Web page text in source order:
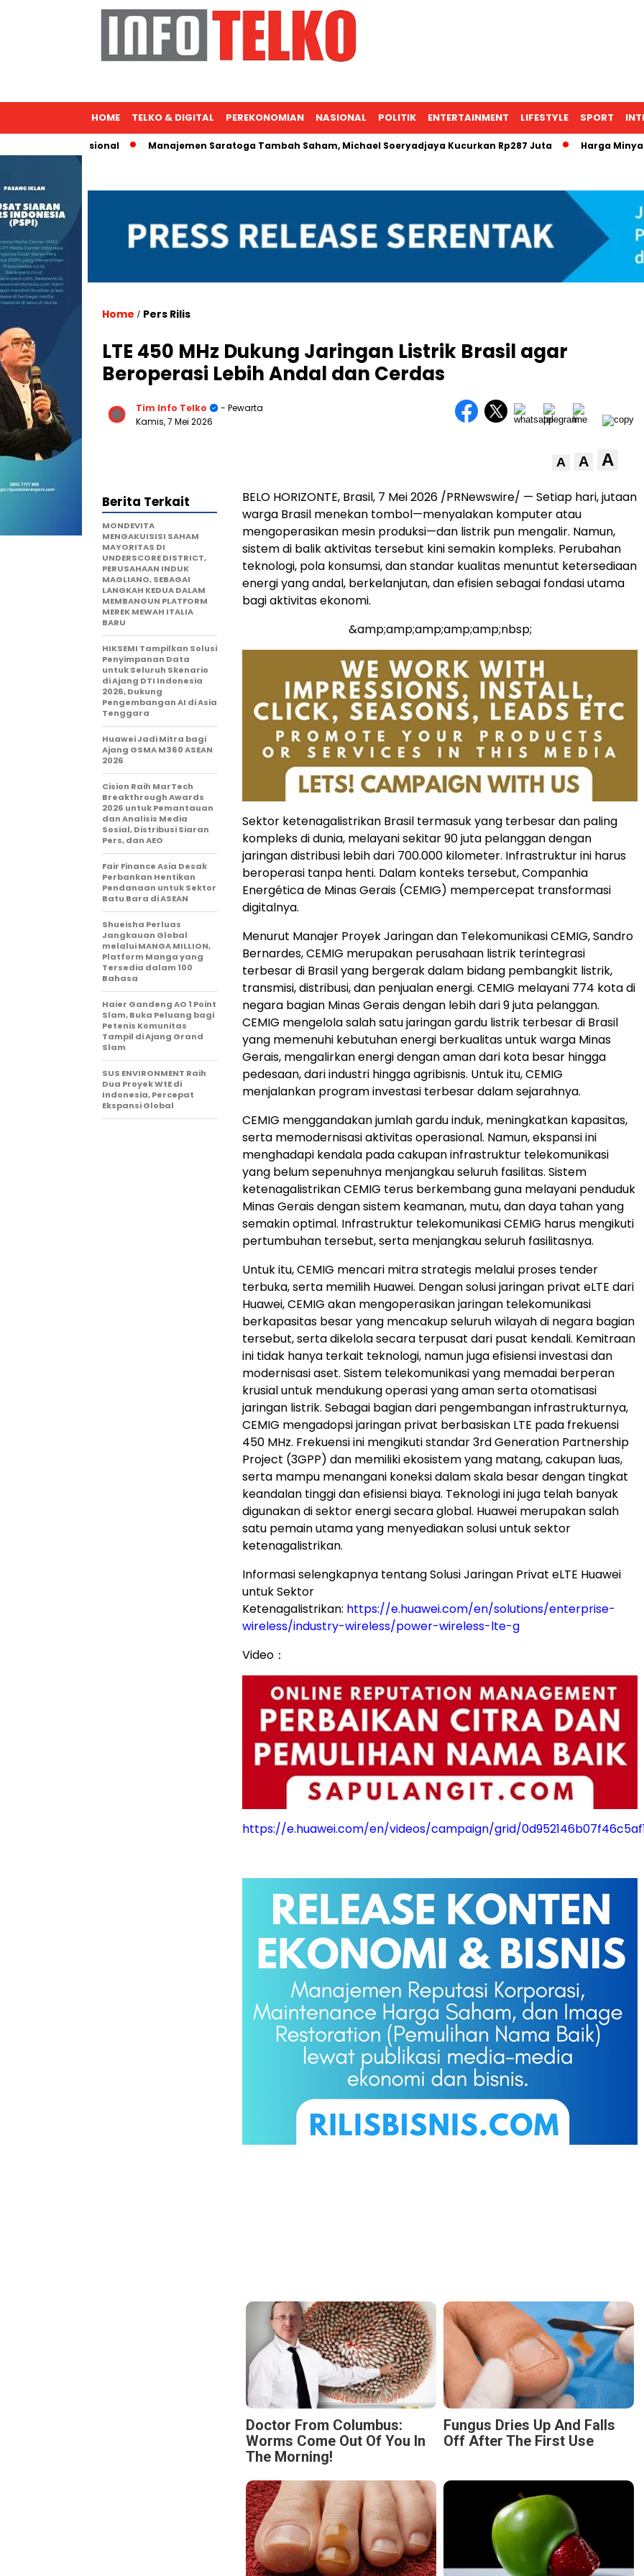
HOME TELKO & DIGITAL PEREKONOMIAN NASIONAL POLITIK ENTERTAINMENT LIFESTYLE SPORT
Manajemen Saratoga Tambah Saham, Michael Soeryadjaya Kucurkan Rp287 Juta Harga Minyak
Home / Pers Rilis
LTE 450 MHz Dukung Jaringan Listrik Brasil agar
Beroperasi Lebih Andal dan Cerdas
Tim Info Telko
- Pewarta
Kamis, 7 Mei 2026
A A A
BELO HORIZONTE, Brasil, 7 Mei 2026 /PRNewswire/ — Setiap hari, jutaan
warga Brasil menekan tombol—menyalakan komputer atau
mengoperasikan mesin produksi—dan listrik pun mengalir. Namun,
sistem di balik aktivitas tersebut kini semakin kompleks. Perubahan
teknologi, pola konsumsi, dan standar kualitas menuntut ketersediaan
energi yang andal, berkelanjutan, dan efisien sebagai fondasi utama
bagi aktivitas ekonomi.
&amp;amp;amp;amp;amp;nbsp;
Sektor ketenagalistrikan Brasil termasuk yang terbesar dan paling
kompleks di dunia, melayani sekitar 90 juta pelanggan dengan
jaringan distribusi lebih dari 700.000 kilometer. Infrastruktur ini harus
beroperasi tanpa henti. Dalam konteks tersebut, Companhia
Energética de Minas Gerais (CEMIG) mempercepat transformasi
digitalnya.
Menurut Manajer Proyek Jaringan dan Telekomunikasi CEMIG, Sandro
Bernardes, CEMIG merupakan perusahaan listrik terintegrasi
terbesar di Brasil yang bergerak dalam bidang pembangkit listrik,
transmisi, distribusi, dan penjualan energi. CEMIG melayani 774 kota di
negara bagian Minas Gerais dengan lebih dari 9 juta pelanggan.
CEMIG mengelola salah satu jaringan gardu listrik terbesar di Brasil
yang memenuhi kebutuhan energi berkualitas untuk warga Minas
Gerais, mengalirkan energi dengan aman dari kota besar hingga
pedesaan, dari industri hingga agribisnis. Untuk itu, CEMIG
menjalankan program investasi terbesar dalam sejarahnya.
CEMIG menggandakan jumlah gardu induk, meningkatkan kapasitas,
serta memodernisasi aktivitas operasional. Namun, ekspansi ini
menghadapi kendala pada cakupan infrastruktur telekomunikasi
yang belum sepenuhnya menjangkau seluruh fasilitas. Sistem
ketenagalistrikan CEMIG terus berkembang guna melayani penduduk
Minas Gerais dengan sistem keamanan, mutu, dan daya tahan yang
semakin optimal. Infrastruktur telekomunikasi CEMIG harus mengikuti
pertumbuhan tersebut, serta menjangkau seluruh fasilitasnya.
Untuk itu, CEMIG mencari mitra strategis melalui proses tender
terbuka, serta memilih Huawei. Dengan solusi jaringan privat eLTE dari
Huawei, CEMIG akan mengoperasikan jaringan telekomunikasi
berkapasitas besar yang mencakup seluruh wilayah di negara bagian
tersebut, serta dikelola secara terpusat dari pusat kendali. Kemitraan
ini tidak hanya terkait teknologi, namun juga efisiensi investasi dan
modernisasi aset. Sistem telekomunikasi yang memadai berperan
krusial untuk mendukung operasi yang aman serta otomatisasi
jaringan listrik. Sebagai bagian dari pengembangan infrastrukturnya,
CEMIG mengadopsi jaringan privat berbasiskan LTE pada frekuensi
450 MHz. Frekuensi ini mengikuti standar 3rd Generation Partnership
Project (3GPP) dan memiliki ekosistem yang matang, cakupan luas,
serta mampu menangani koneksi dalam skala besar dengan tingkat
keandalan tinggi dan efisiensi biaya. Teknologi ini juga telah banyak
digunakan di sektor energi secara global. Huawei merupakan salah
satu pemain utama yang menyediakan solusi untuk sektor
ketenagalistrikan.
Informasi selengkapnya tentang Solusi Jaringan Privat eLTE Huawei
untuk Sektor
Ketenagalistrikan: https://e.huawei.com/en/solutions/enterprise-
wireless/industry-wireless/power-wireless-lte-g
Video：
https://e.huawei.com/en/videos/campaign/grid/
Doctor From Columbus:
Worms Come Out Of You In
The Morning!
Fungus Dries Up And Falls
Off After The First Use
Fungus Is A Parasite, And It
Dies From A Drop Of Plain...
No Poop For More Than 2
Days - It's The First Sign Of
Berita Terkait
MONDEVITA
MENGAKUISISI SAHAM
MAYORITAS DI
UNDERSCORE DISTRICT,
PERUSAHAAN INDUK
MAGLIANO, SEBAGAI
LANGKAH KEDUA DALAM
MEMBANGUN PLATFORM
MEREK MEWAH ITALIA
BARU
HIKSEMI Tampilkan Solusi
Penyimpanan Data
untuk Seluruh Skenario
di Ajang DTI Indonesia
2026, Dukung
Pengembangan AI di Asia
Tenggara
Huawei Jadi Mitra bagi
Ajang GSMA M360 ASEAN
2026
Cision Raih MarTech
Breakthrough Awards
2026 untuk Pemantauan
dan Analisis Media
Sosial, Distribusi Siaran
Pers, dan AEO
Fair Finance Asia Desak
Perbankan Hentikan
Pendanaan untuk Sektor
Batu Bara di ASEAN
Shueisha Perluas
Jangkauan Global
melalui MANGA MILLION,
Platform Manga yang
Tersedia dalam 100
Bahasa
Haier Gandeng AO 1 Point
Slam, Buka Peluang bagi
Petenis Komunitas
Tampil di Ajang Grand
Slam
SUS ENVIRONMENT Raih
Dua Proyek WtE di
Indonesia, Percepat
Ekspansi Global